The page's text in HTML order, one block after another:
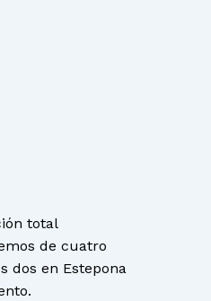
total
de cuatro
dos en Estepona